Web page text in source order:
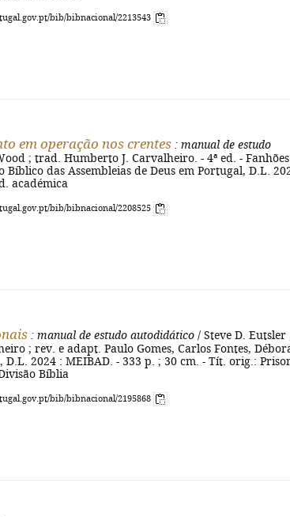
bib/bibnacional/2213543
em operação nos crentes : manual de estudo
; trad. Humberto J. Carvalheiro. - 4ª ed. -
das Assembleias de Deus em Portugal, D.L.
académica
bib/bibnacional/2208525
: manual de estudo autodidático / Steve D. Eutsler
; rev. e adapt. Paulo Gomes, Carlos Fontes,
D.L. 2024 : MEIBAD. - 333 p. ; 30 cm. - Tít. orig.:
Bíblia
bib/bibnacional/2195868